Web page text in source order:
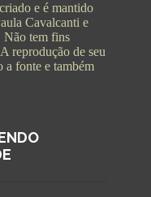
e é mantido
Cavalcanti e
Não tem fins
reprodução de seu
a fonte e também